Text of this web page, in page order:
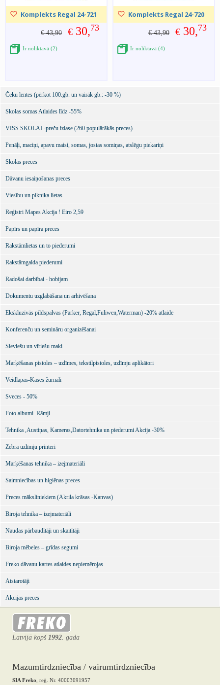
Komplekts Regal 24-721
€ 43,90 € 30,73
Ir noliktavā (2)
Komplekts Regal 24-720
€ 43,90 € 30,73
Ir noliktavā (4)
Čeku lentes (pērkot 100.gb. un vairāk gb.: -30 %)
Skolas somas Atlaides līdz -55%
VISS SKOLAI -preču izlase (260 populārākās preces)
Penāļi, maciņi, apavu maisi, somas, jostas somiņas, atslēgu piekariņi
Skolas preces
Dāvanu iesaiņošanas preces
Viesību un piknika lietas
Reģistri Mapes Akcija ! Eiro 2,59
Papīrs un papīra preces
Rakstāmlietas un to piederumi
Rakstāmgalda piederumi
Radošai darbībai - hobijam
Dokumentu uzglabāšana un arhivēšana
Ekskluzīvās pildspalvas (Parker, Regal,Fuliwen,Waterman) -20% atlaide
Konferenču un semināru organizēšanai
Sieviešu un vīriešu maki
Marķēšanas pistoles – uzlīmes, tekstilpistoles, uzlīmju aplikātori
Veidlapas-Kases žurnāli
Sveces - 50%
Foto albumi. Rāmji
Tehnika ,Austiņas, Kameras,Datortehnika un piederumi Akcija -30%
Zebra uzlīmju printeri
Marķēšanas tehnika – izejmateriāli
Saimniecības un higiēnas preces
Preces māksliniekiem (Akrila krāsas -Kanvas)
Biroja tehnika – izejmateriāli
Naudas pārbaudītāji un skaitītāji
Biroja mēbeles – grīdas segumi
Freko dāvanu kartes atlaides nepiemērojas
Atstarotāji
Akcijas preces
Latvijā kopš 1992. gada
Mazumtirdzniecība / vairumtirdzniecība
SIA Freko , reģ. Nr. 40003091957